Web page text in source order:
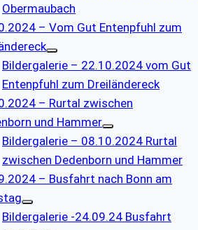
Obermaubach
– Vom Gut Entenpfuhl zum
Bildergalerie – 22.10.2024 vom Gut
Entenpfuhl zum Dreiländereck
– Rurtal zwischen
und Hammer
Bildergalerie – 08.10.2024 Rurtal
zwischen Dedenborn und Hammer
– Busfahrt nach Bonn am
Bildergalerie -24.09.24 Busfahrt